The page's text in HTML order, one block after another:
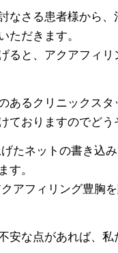
なさる患者様から
ただきます。
ると、アクアフィ
あるクリニックス
ておりますのでど
たネットの書き込
す。
アフィリング豊胸
安な点があれば、私